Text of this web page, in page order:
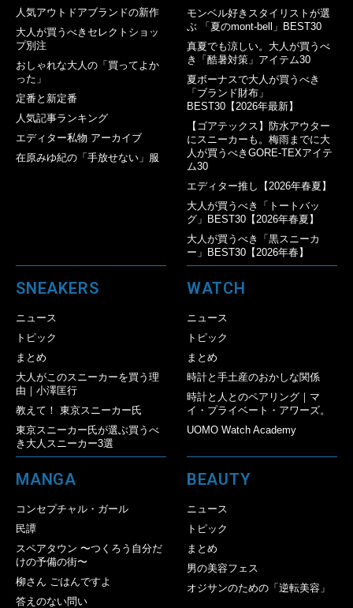
人気アウトドアブランドの新作
大人が買うべきセレクトショッ
プ別注
おしゃれな大人の「買ってよか
った」
定番と新定番
人気記事ランキング
エディター私物 アーカイブ
在原みゆ紀の「手放せない」服
モンベル好きスタイリストが選
ぶ 「夏のmont-bell」BEST30
真夏でも涼しい。大人が買うべ
き「酷暑対策」アイテム30
夏ボーナスで大人が買うべき
「ブランド財布」
BEST30【2026年最新】
【ゴアテックス】防水アウター
にスニーカーも。梅雨までに大
人が買うべきGORE-TEXアイテ
ム30
エディター推し【2026年春夏】
大人が買うべき「トートバッ
グ」BEST30【2026年春夏】
大人が買うべき「黒スニーカ
ー」BEST30【2026年春】
SNEAKERS
ニュース
トピック
まとめ
大人がこのスニーカーを買う理
由｜小澤匡行
教えて！ 東京スニーカー氏
東京スニーカー氏が選ぶ買うべ
き大人スニーカー3選
WATCH
ニュース
トピック
まとめ
時計と手土産のおかしな関係
時計と人とのペアリング｜マ
イ・プライベート・アワーズ。
UOMO Watch Academy
MANGA
コンセプチャル・ガール
民譚
スペアタウン 〜つくろう自分だ
けの予備の街〜
柳さん ごはんですよ
答えのない問い
BEAUTY
ニュース
トピック
まとめ
男の美容フェス
オジサンのための「逆転美容」